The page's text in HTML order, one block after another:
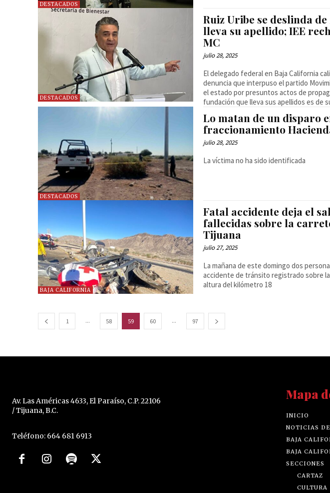
DESTACADOS
DESTACADOS
Ruiz Uribe se deslinda
lleva su apellido; IEE
MC
julio 28, 2025
El delegado federal en Baja California
denuncia que interpuso el partido
el estado por presuntos actos de
fundación que lleva sus apellidos es de
DESTACADOS
Lo matan de un disparo
fraccionamiento
julio 28, 2025
La víctima no ha sido identificada
BAJA CALIFORNIA
Fatal accidente deja el
fallecidas sobre la
Tijuana
julio 27, 2025
La mañana de este domingo dos
accidente de tránsito registrado sobre
altura del kilómetro 18
1 ... 58 59 60 ... 97
Av. Las Américas 4633, El Paraíso, C.P. 22106
/ Tijuana, B.C.
Teléfono: 664 681 6913
Mapa
INICIO
NOTICIAS
BAJA
BAJA
SECCIONES
CARTAZ
CULTURA